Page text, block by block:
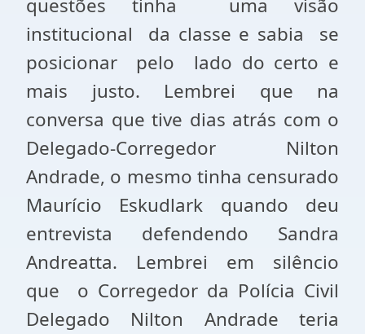
questões tinha uma visão
institucional da classe e sabia se
posicionar pelo lado do certo e
mais justo. Lembrei que na
conversa que tive dias atrás com o
Delegado-Corregedor Nilton
Andrade, o mesmo tinha censurado
Maurício Eskudlark quando deu
entrevista defendendo Sandra
Andreatta. Lembrei em silêncio
que o Corregedor da Polícia Civil
Delegado Nilton Andrade teria